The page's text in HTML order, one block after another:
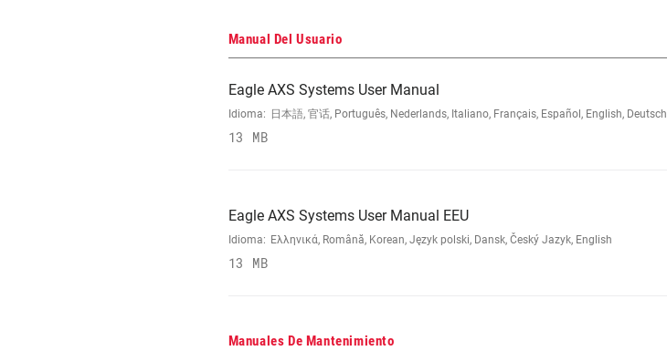
Manual Del Usuario
Eagle AXS Systems User Manual
Idioma: 日本語, 官话, Português, Nederlands, Italiano, Français, Español, English, Deutsch
13 MB
Eagle AXS Systems User Manual EEU
Idioma: Ελληνικά, Română, Korean, Język polski, Dansk, Český Jazyk, English
13 MB
Manuales De Mantenimiento